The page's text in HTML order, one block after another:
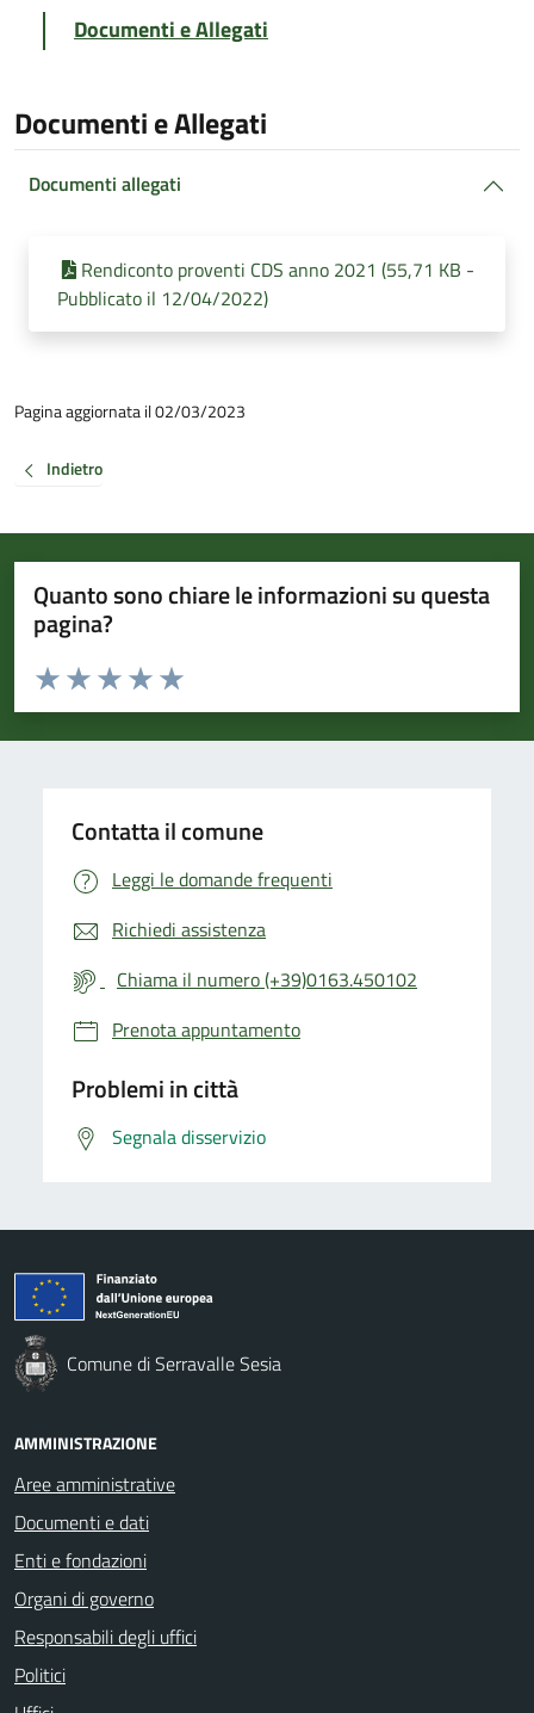
Documenti e Allegati
Documenti e Allegati
Documenti allegati
Rendiconto proventi CDS anno 2021 (55,71 KB -
Pubblicato il 12/04/2022)
Pagina aggiornata il 02/03/2023
Indietro
Quanto sono chiare le informazioni su questa
pagina?
Valuta da 1 a 5 stelle la pagina
Valuta 5 stelle su 5
Valuta 4 stelle su 5
Valuta 3 stelle su 5
Valuta 2 stelle su 5
Valuta 1 stelle su 5
Contatta il comune
Leggi le domande frequenti
Richiedi assistenza
Chiama il numero (+39)0163.450102
Prenota appuntamento
Problemi in città
Segnala disservizio
Comune di Serravalle Sesia
AMMINISTRAZIONE
Aree amministrative
Documenti e dati
Enti e fondazioni
Organi di governo
Responsabili degli uffici
Politici